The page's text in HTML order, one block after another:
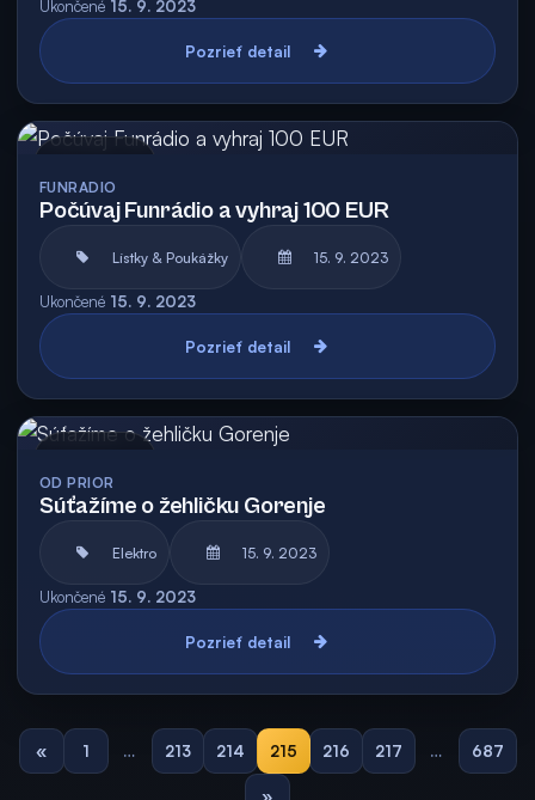
Ukončené 15. 9. 2023
Pozrieť detail
FUNRADIO
Počúvaj Funrádio a vyhraj 100 EUR
Lístky & Poukážky 15. 9. 2023
Ukončené 15. 9. 2023
Pozrieť detail
OD PRIOR
Súťažíme o žehličku Gorenje
Elektro 15. 9. 2023
Ukončené 15. 9. 2023
Pozrieť detail
« 1 … 213 214 215 216 217 … 687